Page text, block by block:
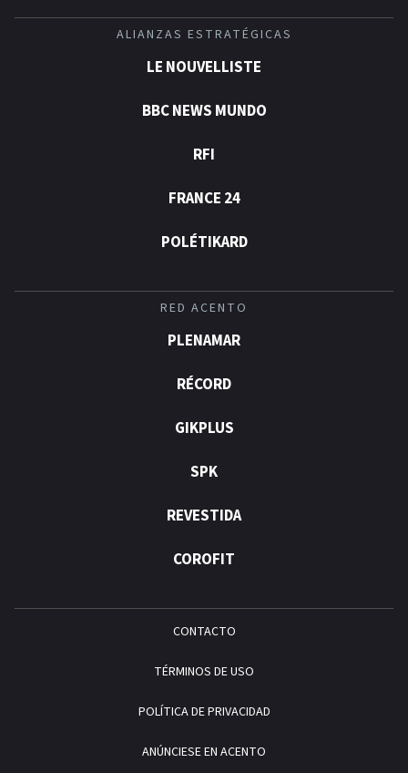
ALIANZAS ESTRATÉGICAS
LE NOUVELLISTE
BBC NEWS MUNDO
RFI
FRANCE 24
POLÉTIKARD
RED ACENTO
PLENAMAR
RÉCORD
GIKPLUS
SPK
REVESTIDA
COROFIT
CONTACTO
TÉRMINOS DE USO
POLÍTICA DE PRIVACIDAD
ANÚNCIESE EN ACENTO